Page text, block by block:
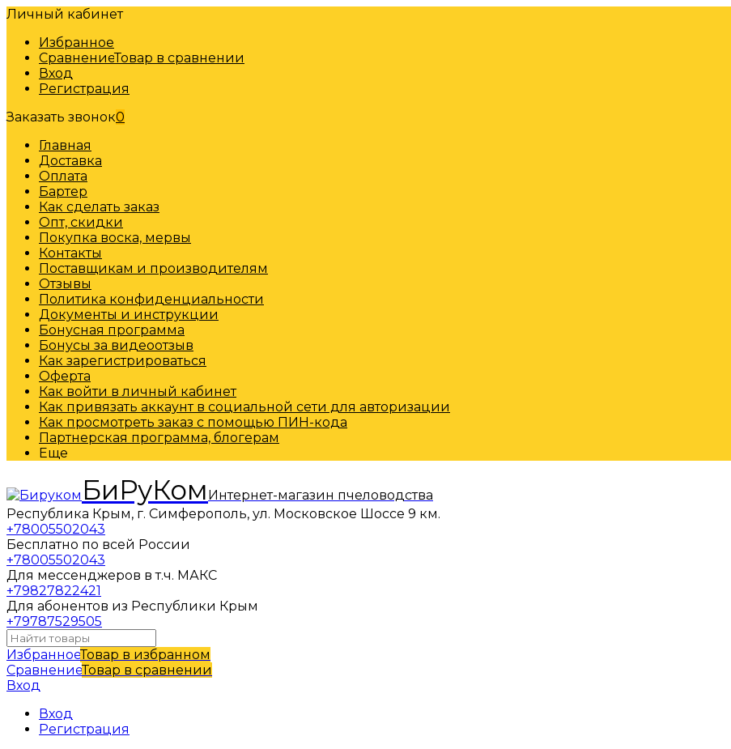
Личный кабинет
Избранное
СравнениеТовар в сравнении
Вход
Регистрация
Заказать звонок0
Главная
Доставка
Оплата
Бартер
Как сделать заказ
Опт, скидки
Покупка воска, мервы
Контакты
Поставщикам и производителям
Отзывы
Политика конфиденциальности
Документы и инструкции
Бонусная программа
Бонусы за видеоотзыв
Как зарегистрироваться
Оферта
Как войти в личный кабинет
Как привязать аккаунт в социальной сети для авторизации
Как просмотреть заказ с помощью ПИН-кода
Партнерская программа, блогерам
Еще
БиРуКом Интернет-магазин пчеловодства
Республика Крым, г. Симферополь, ул. Московское Шоссе 9 км.
+78005502043
Бесплатно по всей России
+78005502043
Для мессенджеров в т.ч. МАКС
+79827822421
Для абонентов из Республики Крым
+79787529505
ИзбранноеТовар в избранном
СравнениеТовар в сравнении
Вход
Вход
Регистрация